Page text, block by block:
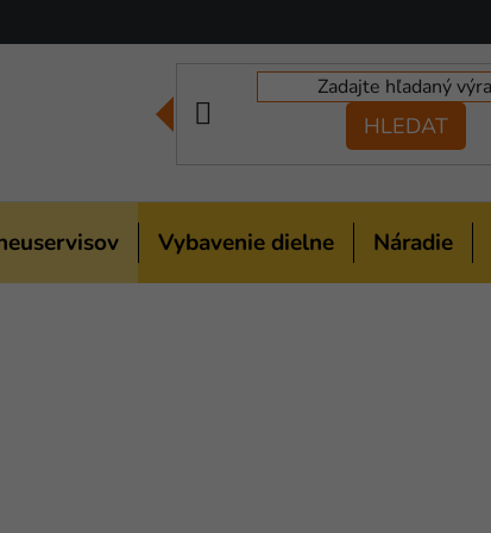
HLEDAT
Vybavenie dielne Náradie